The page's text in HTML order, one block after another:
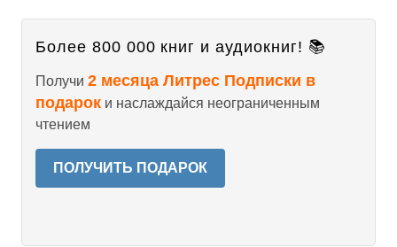
Более 800 000 книг и аудиокниг! 📚
Получи 2 месяца Литрес Подписки в
подарок и наслаждайся неограниченным
чтением
ПОЛУЧИТЬ ПОДАРОК